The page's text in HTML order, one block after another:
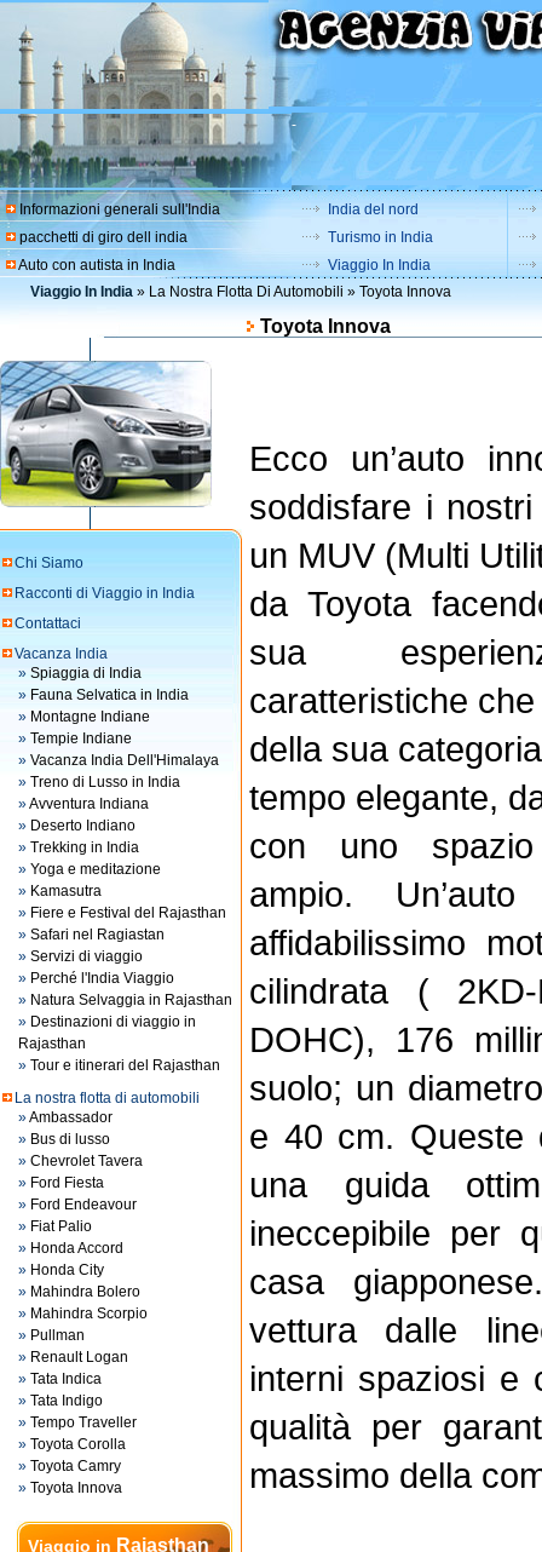
-
Informazioni generali sull'India
pacchetti di giro dell india
Auto con autista in India
India del nord
Turismo in India
Viaggio In India
Viaggio In India » La Nostra Flotta Di Automobili » Toyota Innova
Toyota Innova
Chi Siamo
Racconti di Viaggio in India
Contattaci
Vacanza India
» Spiaggia di India
» Fauna Selvatica in India
» Montagne Indiane
» Tempie Indiane
» Vacanza India Dell'Himalaya
» Treno di Lusso in India
»Avventura Indiana
» Deserto Indiano
» Trekking in India
» Yoga e meditazione
» Kamasutra
» Fiere e Festival del Rajasthan
» Safari nel Ragiastan
» Servizi di viaggio
» Perché l'India Viaggio
» Natura Selvaggia in Rajasthan
» Destinazioni di viaggio in
Rajasthan
» Tour e itinerari del Rajasthan
La nostra flotta di automobili
»Ambassador
» Bus di lusso
» Chevrolet Tavera
» Ford Fiesta
» Ford Endeavour
» Fiat Palio
» Honda Accord
» Honda City
» Mahindra Bolero
» Mahindra Scorpio
» Pullman
» Renault Logan
» Tata Indica
» Tata Indigo
» Tempo Traveller
» Toyota Corolla
» Toyota Camry
» Toyota Innova
Viaggio in Rajasthan
Ecco un’auto
soddisfare i
un MUV (Multi
da Toyota
sua
caratteristiche
della sua
tempo elegante,
con uno
ampio.
affidabilissimo
cilindrata (
DOHC), 176
suolo; un
e 40 cm. Queste
una guida
ineccepibile per
casa
vettura dalle
interni spaziosi e
qualità per
massimo della